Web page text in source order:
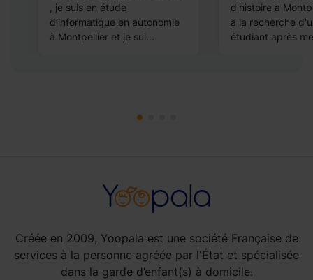
, je suis en étude
d’informatique en autonomie
à Montpellier et je sui...
d'histoire a
a la recherche
étudiant après
Créée en 2009, Yoopala est une société Française de
services à la personne agréée par l'État et spécialisée
dans la garde d’enfant(s) à domicile.